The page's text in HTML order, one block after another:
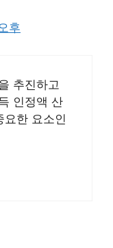
후
추진하고
인정액 산
요한 요소인